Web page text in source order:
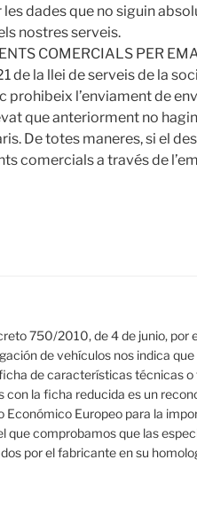
dades que no siguin
nostres serveis.
COMERCIALS PER
de la llei de serveis de la
prohibeix l’enviament de
que anteriorment no
De totes maneres, si el
comercials a través de
750/2010, de 4 de junio, por
de vehículos nos indica
de características técnicas
con la ficha reducida es un
Económico Europeo para la
que comprobamos que las
por el fabricante en su